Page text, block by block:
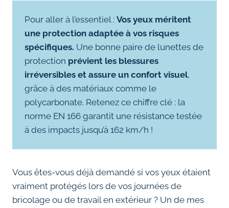
Pour aller à l’essentiel : Vos yeux méritent
une protection adaptée à vos risques
spécifiques. Une bonne paire de lunettes de
protection prévient les blessures
irréversibles et assure un confort visuel,
grâce à des matériaux comme le
polycarbonate. Retenez ce chiffre clé : la
norme EN 166 garantit une résistance testée
à des impacts jusqu’à 162 km/h !
Vous êtes-vous déjà demandé si vos yeux étaient
vraiment protégés lors de vos journées de
bricolage ou de travail en extérieur ? Un de mes